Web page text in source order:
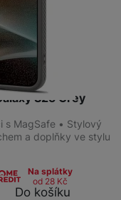
S25 Grey
s MagSafe • Stylový
a doplňky ve stylu
Na splátky
od 28 Kč
Do košíku